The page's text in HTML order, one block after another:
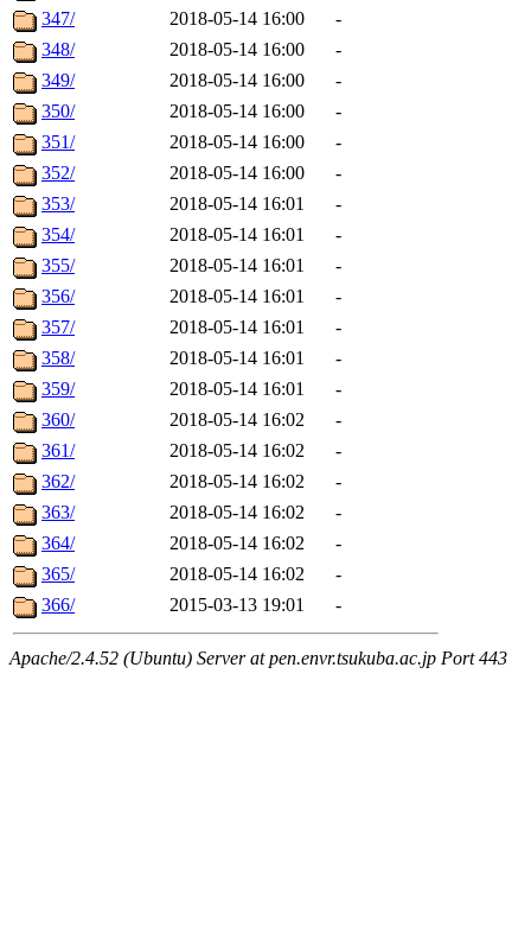
347/
2018-05-14 16:00
-
348/
2018-05-14 16:00
-
349/
2018-05-14 16:00
-
350/
2018-05-14 16:00
-
351/
2018-05-14 16:00
-
352/
2018-05-14 16:00
-
353/
2018-05-14 16:01
-
354/
2018-05-14 16:01
-
355/
2018-05-14 16:01
-
356/
2018-05-14 16:01
-
357/
2018-05-14 16:01
-
358/
2018-05-14 16:01
-
359/
2018-05-14 16:01
-
360/
2018-05-14 16:02
-
361/
2018-05-14 16:02
-
362/
2018-05-14 16:02
-
363/
2018-05-14 16:02
-
364/
2018-05-14 16:02
-
365/
2018-05-14 16:02
-
366/
2015-03-13 19:01 -
Apache/2.4.52 (Ubuntu) Server at pen.envr.tsukuba.ac.jp Port 443